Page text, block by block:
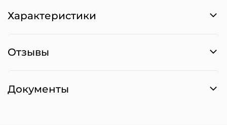
Характеристики
Отзывы
Документы